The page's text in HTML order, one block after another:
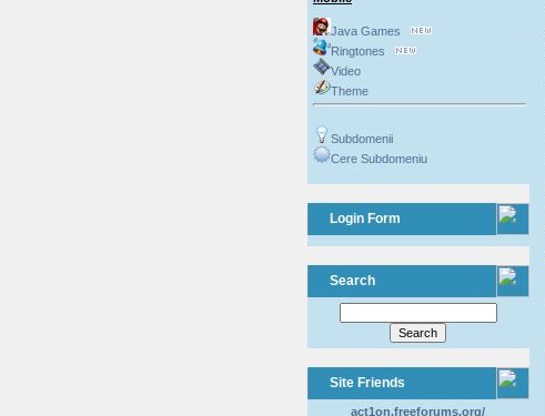
Java Games
Ringtones
Video
Theme
Subdomenii
Cere Subdomeniu
Login Form
Search
Site Friends
act1on.freeforums.org/